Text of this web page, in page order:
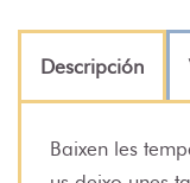
Descripción
Baixen les